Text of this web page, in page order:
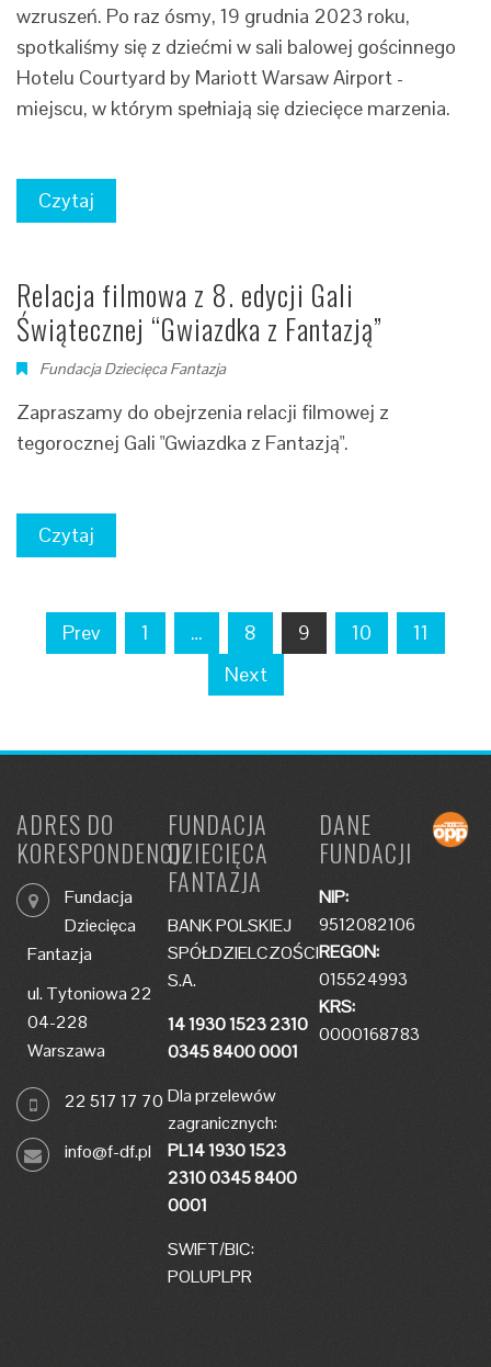
wzruszeń. Po raz ósmy, 19 grudnia 2023 roku,
spotkaliśmy się z dziećmi w sali balowej gościnnego
Hotelu Courtyard by Mariott Warsaw Airport -
miejscu, w którym spełniają się dziecięce marzenia.
Czytaj
Relacja filmowa z 8. edycji Gali
Świątecznej “Gwiazdka z Fantazją”
Fundacja Dziecięca Fantazja
Zapraszamy do obejrzenia relacji filmowej z
tegorocznej Gali "Gwiazdka z Fantazją".
Czytaj
Nawigacja
Prev 1 … 8 9 10
11
Next
ADRES DO
KORESPONDENCJI
Fundacja
Dziecięca
Fantazja
ul. Tytoniowa 22
04-228
Warszawa
22 517 17 70
info@f-df.pl
FUNDACJA
DZIECIĘCA
FANTAZJA
BANK POLSKIEJ
SPÓŁDZIELCZOŚCI
S.A.
14 1930 1523 2310
0345 8400 0001
Dla przelewów
zagranicznych:
PL14 1930 1523
2310 0345 8400
0001
SWIFT/BIC:
POLUPLPR
DANE
FUNDACJI
NIP:
9512082106
REGON:
015524993
KRS:
0000168783